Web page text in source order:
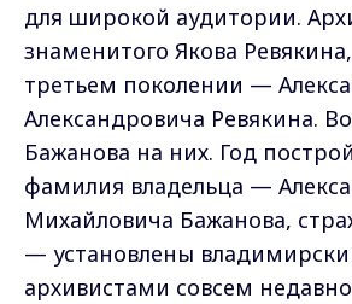
для широкой аудитории.
знаменитого Якова
третьем поколении —
Александровича Ревякина.
Бажанова на них. Год
фамилия владельца —
Михайловича Бажанова,
— установлены
архивистами совсем